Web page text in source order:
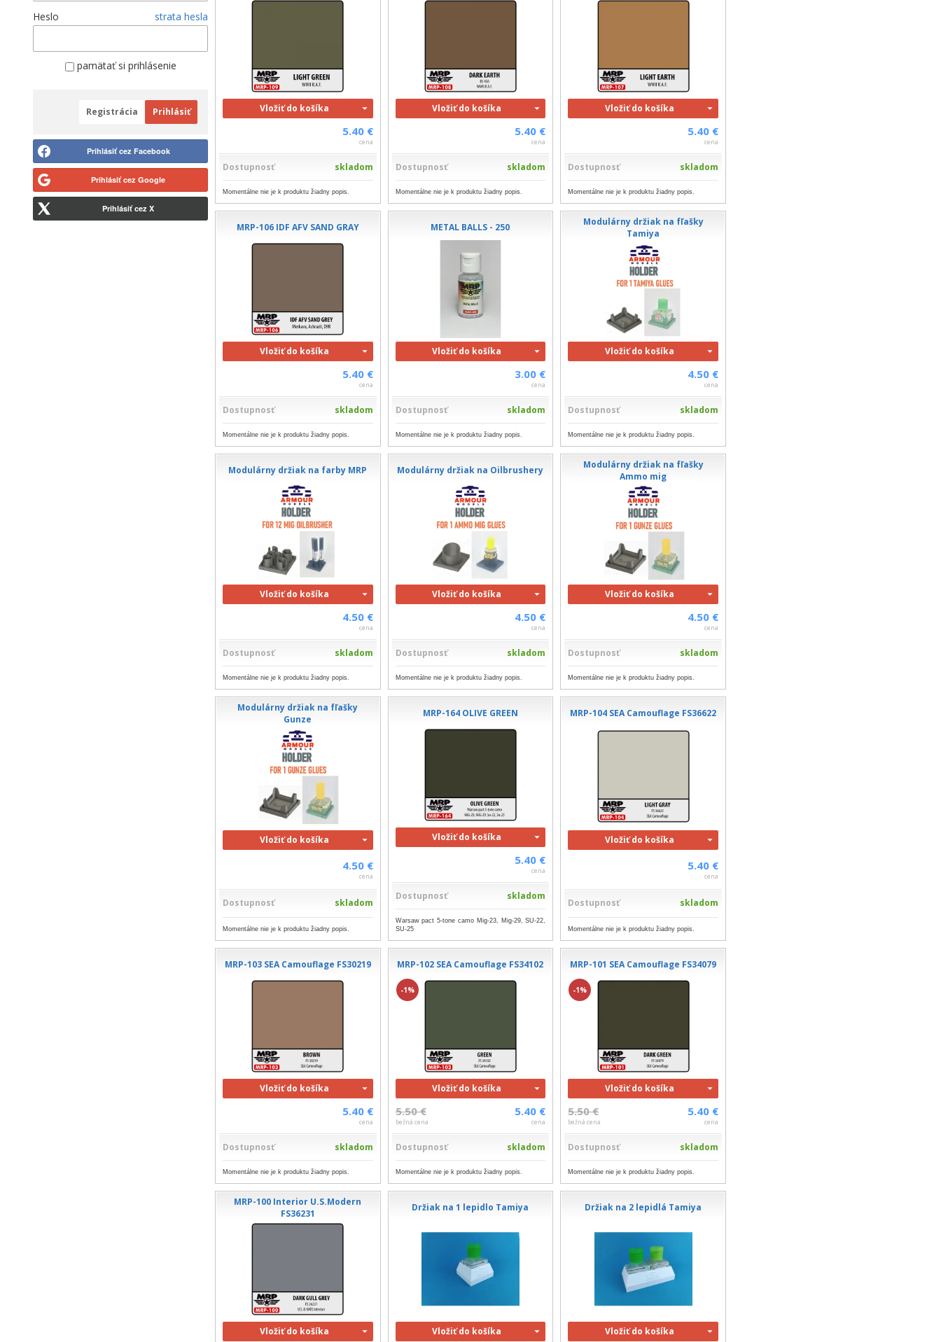
Heslo strata hesla
pamätať si prihlásenie
Registrácia Prihlásiť
Prihlásiť cez Facebook
Prihlásiť cez Google
Prihlásiť cez X
Vložiť do košíka
5.40 €
cena
Dostupnosť skladom
Momentálne nie je k produktu žiadny popis.
Vložiť do košíka
5.40 €
cena
Dostupnosť skladom
Momentálne nie je k produktu žiadny popis.
Vložiť do košíka
5.40 €
cena
Dostupnosť skladom
Momentálne nie je k produktu žiadny popis.
MRP-106 IDF AFV SAND GRAY
Vložiť do košíka
5.40 €
cena
Dostupnosť skladom
Momentálne nie je k produktu žiadny popis.
METAL BALLS - 250
Vložiť do košíka
3.00 €
cena
Dostupnosť skladom
Momentálne nie je k produktu žiadny popis.
Modulárny držiak na fľašky
Tamiya
Vložiť do košíka
4.50 €
cena
Dostupnosť skladom
Momentálne nie je k produktu žiadny popis.
Modulárny držiak na farby MRP
Vložiť do košíka
4.50 €
cena
Dostupnosť skladom
Momentálne nie je k produktu žiadny popis.
Modulárny držiak na Oilbrushery
Vložiť do košíka
4.50 €
cena
Dostupnosť skladom
Momentálne nie je k produktu žiadny popis.
Modulárny držiak na fľašky
Ammo mig
Vložiť do košíka
4.50 €
cena
Dostupnosť skladom
Momentálne nie je k produktu žiadny popis.
Modulárny držiak na fľašky
Gunze
Vložiť do košíka
4.50 €
cena
Dostupnosť skladom
Momentálne nie je k produktu žiadny popis.
MRP-164 OLIVE GREEN
Vložiť do košíka
5.40 €
cena
Dostupnosť skladom
Warsaw pact 5-tone camo Mig-23, Mig-29, SU-22,
SU-25
MRP-104 SEA Camouflage FS36622
Vložiť do košíka
5.40 €
cena
Dostupnosť skladom
Momentálne nie je k produktu žiadny popis.
MRP-103 SEA Camouflage FS30219
Vložiť do košíka
5.40 €
cena
Dostupnosť skladom
Momentálne nie je k produktu žiadny popis.
MRP-102 SEA Camouflage FS34102
-1%
Vložiť do košíka
5.50 €
bežná cena
5.40 €
cena
Dostupnosť skladom
Momentálne nie je k produktu žiadny popis.
MRP-101 SEA Camouflage FS34079
-1%
Vložiť do košíka
5.50 €
bežná cena
5.40 €
cena
Dostupnosť skladom
Momentálne nie je k produktu žiadny popis.
MRP-100 Interior U.S.Modern
FS36231
Vložiť do košíka
Držiak na 1 lepidlo Tamiya
Vložiť do košíka
Držiak na 2 lepidlá Tamiya
Vložiť do košíka